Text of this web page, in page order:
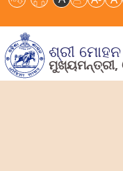
ଶ୍ରୀ
ମୁଖ୍ୟମନ୍ତ୍ରୀ,